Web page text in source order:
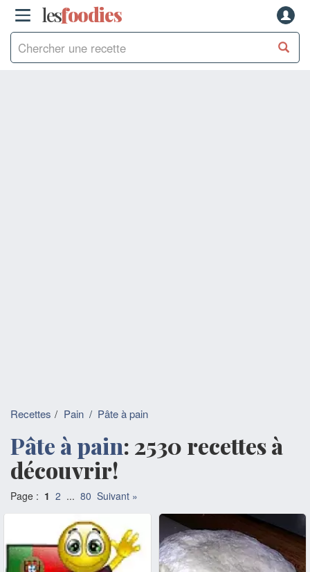
lesfoodies
Recettes Pain / Pâte à pain
Pâte à pain: 2530 recettes à
découvrir!
Page : 1 2 ... 80 Suivant »